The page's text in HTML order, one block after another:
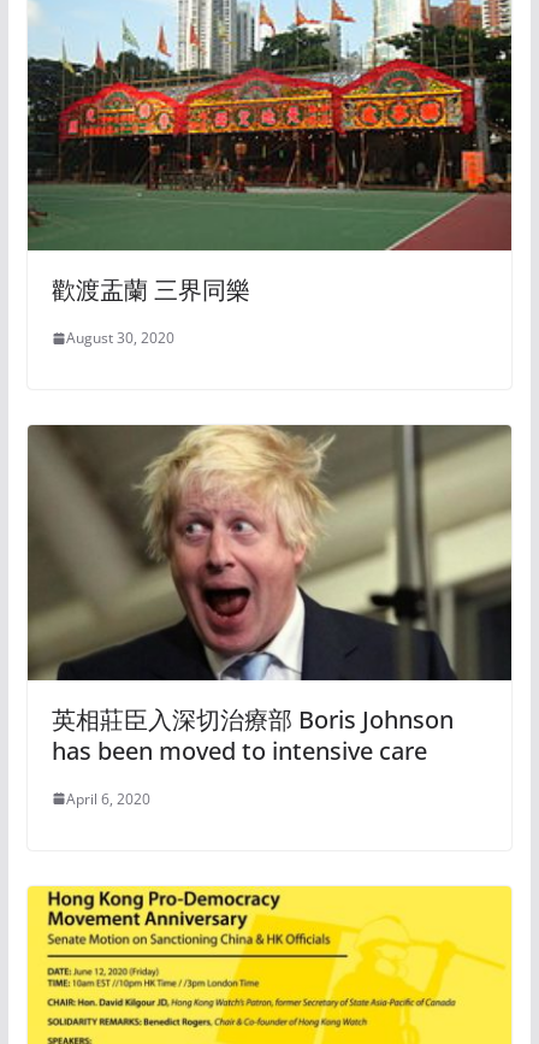
歡渡盂蘭 三界同樂
August 30, 2020
英相莊臣入深切治療部 Boris Johnson
has been moved to intensive care
April 6, 2020